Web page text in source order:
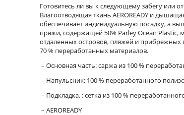
Готовитесь ли вы к следующему забегу или
Влагоотводящая ткань AEROREADY и
обеспечивает индивидуальную посадку, а
пряжи, содержащей 50% Parley Ocean Plastic,
отдаленных островов, пляжей и прибрежных
70 % переработанных материалов.
– Основная часть: саржа из 100 %
– Напульсник: 100 % переработанного
– Подкладка. : сетка из 100 %
– AEROREADY